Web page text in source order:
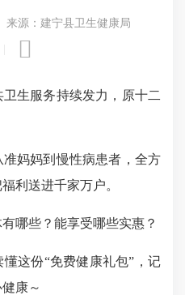
来源：建宁县卫生健康局

生服务持续发力，原十二
妈妈到慢性病患者，全方
利送进千家万户。
哪些？能享受哪些实惠？
这份“免费健康礼包”，记
康～